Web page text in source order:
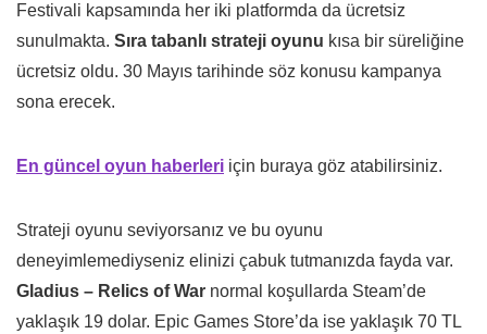
Festivali kapsamında her iki platformda da ücretsiz
sunulmakta. Sıra tabanlı strateji oyunu kısa bir süreliğine
ücretsiz oldu. 30 Mayıs tarihinde söz konusu kampanya
sona erecek.
En güncel oyun haberleri için buraya göz atabilirsiniz.
Strateji oyunu seviyorsanız ve bu oyunu
deneyimlemediyseniz elinizi çabuk tutmanızda fayda var.
Gladius – Relics of War normal koşullarda Steam’de
yaklaşık 19 dolar. Epic Games Store’da ise yaklaşık 70 TL